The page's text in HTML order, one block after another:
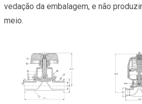
vedação da embalagem, e não
meio.